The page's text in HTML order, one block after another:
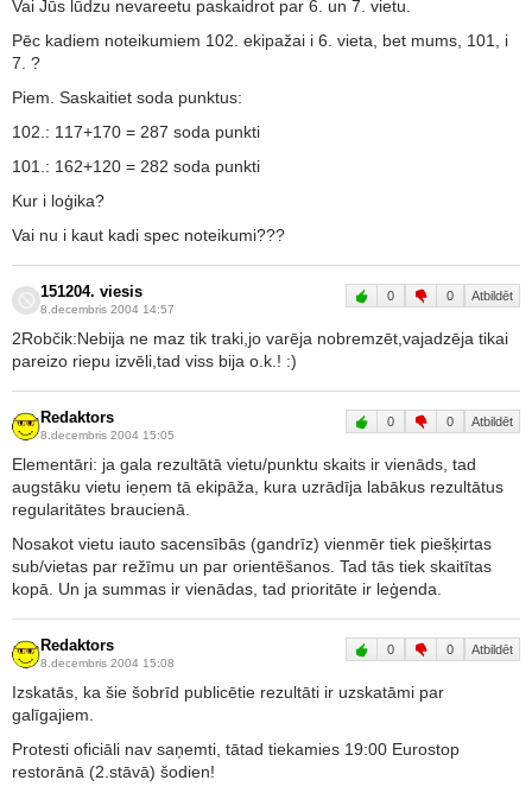
Vai Jūs lūdzu nevareetu paskaidrot par 6. un 7. vietu.
Pēc kadiem noteikumiem 102. ekipažai i 6. vieta, bet mums, 101, i
7. ?
Piem. Saskaitiet soda punktus:
102.: 117+170 = 287 soda punkti
101.: 162+120 = 282 soda punkti
Kur i loģika?
Vai nu i kaut kadi spec noteikumi???
151204. viesis
8.decembris 2004 14:57
0 0 Atbildēt
2Robčik:Nebija ne maz tik traki,jo varēja nobremzēt,vajadzēja tikai
pareizo riepu izvēli,tad viss bija o.k.! :)
Redaktors
8.decembris 2004 15:05
0 0 Atbildēt
Elementāri: ja gala rezultātā vietu/punktu skaits ir vienāds, tad
augstāku vietu ieņem tā ekipāža, kura uzrādīja labākus rezultātus
regularitātes braucienā.
Nosakot vietu iauto sacensībās (gandrīz) vienmēr tiek piešķirtas
sub/vietas par režīmu un par orientēšanos. Tad tās tiek skaitītas
kopā. Un ja summas ir vienādas, tad prioritāte ir leģenda.
Redaktors
8.decembris 2004 15:08
0 0 Atbildēt
Izskatās, ka šie šobrīd publicētie rezultāti ir uzskatāmi par
galīgajiem.
Protesti oficiāli nav saņemti, tātad tiekamies 19:00 Eurostop
restorānā (2.stāvā) šodien!